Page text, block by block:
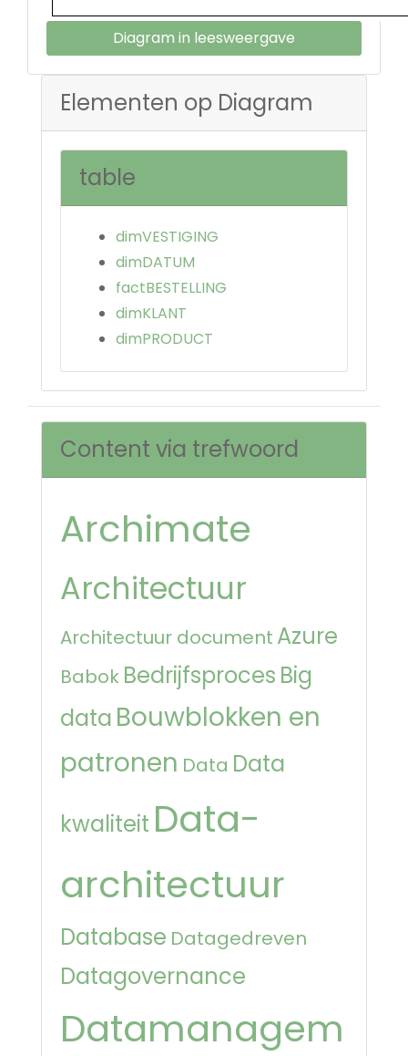
Diagram in leesweergave
Elementen op Diagram
table
dimVESTIGING
dimDATUM
factBESTELLING
dimKLANT
dimPRODUCT
Content via trefwoord
Archimate
Architectuur
Architectuur document Azure
Babok Bedrijfsproces Big
data Bouwblokken en
patronen Data Data
kwaliteit Data-
architectuur
Database Datagedreven
Datagovernance
Datamanagem